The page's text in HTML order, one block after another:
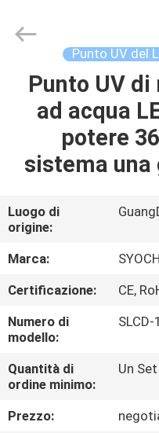
CASA
PRODOTTI
NOI
GIRO
DELLA
FABBRICA
CONTROLLO
DI
QUALITÀ
Syochi
Electronics
Reserved.
Punto UV del
Punto UV
ad acqua
potere
sistema una
Luogo di
origine:
Marca:
Certificazione:
CE,
Numero di
modello:
SLCD-
Quantità di
ordine minimo:
Un Set
Prezzo: